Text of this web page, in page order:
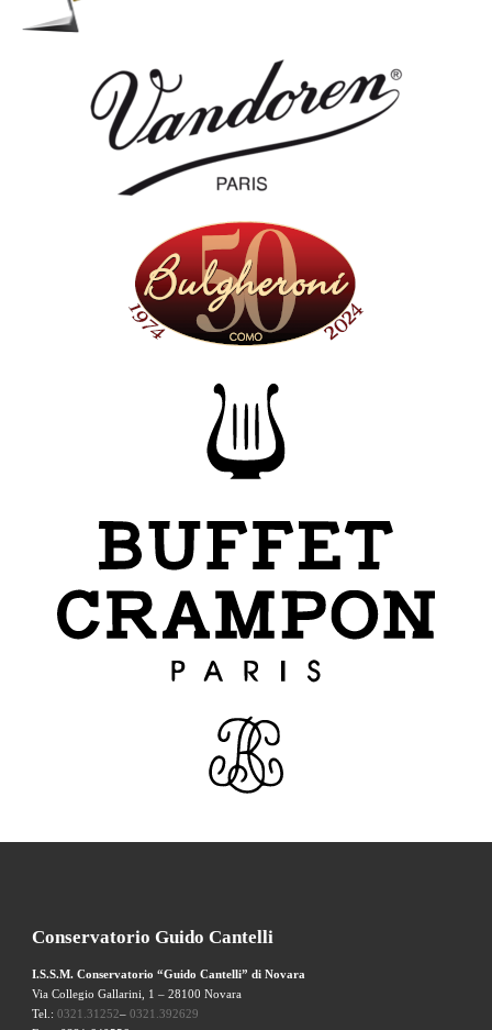
Conservatorio Guido Cantelli
I.S.S.M. Conservatorio “Guido Cantelli” di Novara
Via Collegio Gallarini, 1 – 28100 Novara
Tel.: 0321.31252– 0321.392629